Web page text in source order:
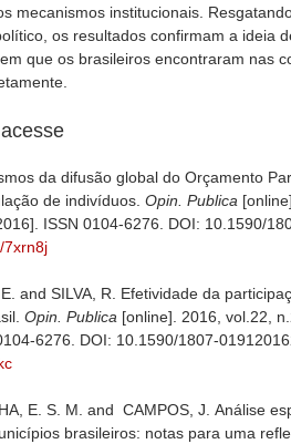
mecanismos institucionais.
os resultados confirmam a ideia
que os brasileiros encontraram nas
da difusão global do Orçamento
de indivíduos. Opin. Publica
ISSN 0104-6276. DOI: 10.1590/
7xrn8j
and SILVA, R. Efetividade da
Opin. Publica [online]. 2016, vol.22,
6276. DOI: 10.1590/1807-
E. S. M. and CAMPOS, J. Análise
brasileiros: notas para uma